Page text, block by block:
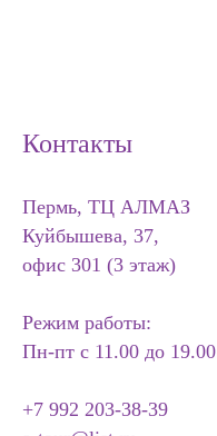
Контакты
Пермь, ТЦ АЛМАЗ
Куйбышева, 37,
офис 301 (3 этаж)
Режим работы:
Пн-пт с 11.00 до 19.00
+7 992 203-38-39